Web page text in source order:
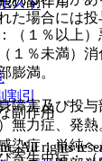
１％以上）
１％未満）
膨満。
害及び投与
無力症、発熱
生虫症：（
た場合には
副作用
症：単純ヘ
割引
All rights